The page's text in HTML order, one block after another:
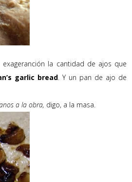
la cantidad de ajos que
garlic bread. Y un pan de ajo de
a la obra, digo, a la masa.